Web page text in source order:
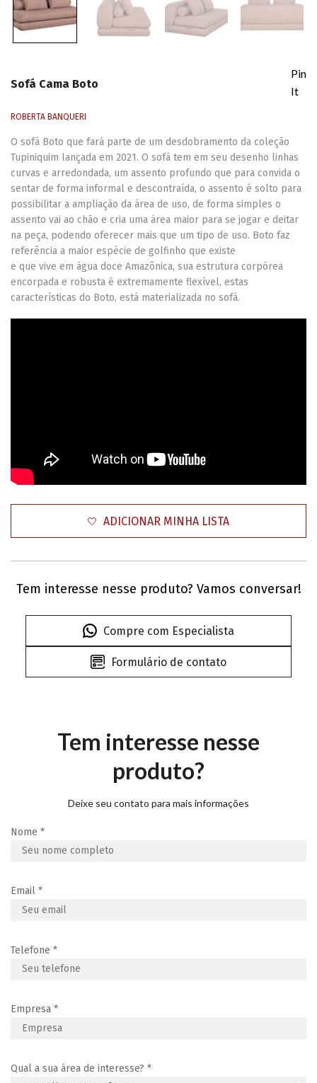
Sofá Cama Boto
Pin
It
ROBERTA BANQUERI
O sofá Boto que fará parte de um desdobramento da coleção
Tupiniquim lançada em 2021. O sofá tem em seu desenho linhas
curvas e arredondada, um assento profundo que para convida o
sentar de forma informal e descontraída, o assento é solto para
possibilitar a ampliação da área de uso, de forma simples o
assento vai ao chão e cria uma área maior para se jogar e deitar
na peça, podendo oferecer mais que um tipo de uso. Boto faz
referência a maior espécie de golfinho que existe
e que vive em água doce Amazônica, sua estrutura corpórea
encorpada e robusta é extremamente flexível, estas
características do Boto, está materializada no sofá.
ADICIONAR MINHA LISTA
Tem interesse nesse produto? Vamos conversar!
Compre com Especialista
Formulário de contato
Tem interesse nesse
produto?
Deixe seu contato para mais informações
Nome *
Email *
Telefone *
Empresa *
Qual a sua área de interesse? *